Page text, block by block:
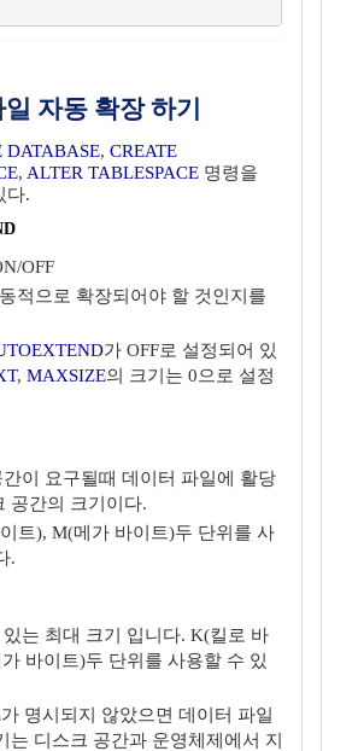
자동 확장 하기
DATABASE, CREATE
, ALTER TABLESPACE 명령을
다.
OFF
적으로 확장되어야 할 것인지를
가 OFF로 설정되어 있
, MAXSIZE의 크기는 0으로 설정
이 요구될때 데이터 파일에 활당
공간의 크기이다.
트), M(메가 바이트)두 단위를 사
.
는 최대 크기 입니다. K(킬로 바
바이트)두 단위를 사용할 수 있
명시되지 않았으면 데이터 파일
는 디스크 공간과 운영체제에서 지